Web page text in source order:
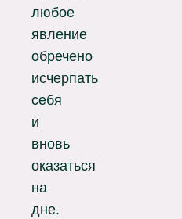
любое
явление
обречено
исчерпать
себя
и
вновь
оказаться
на
дне.